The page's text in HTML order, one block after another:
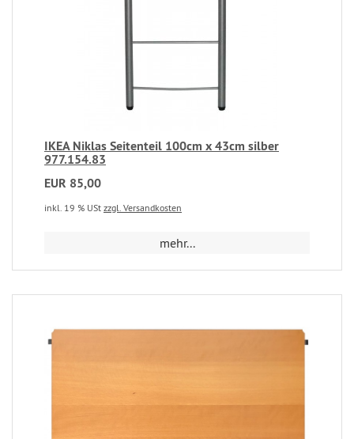
IKEA Niklas Seitenteil 100cm x 43cm silber
977.154.83
EUR 85,00
inkl. 19 % USt zzgl. Versandkosten
mehr...